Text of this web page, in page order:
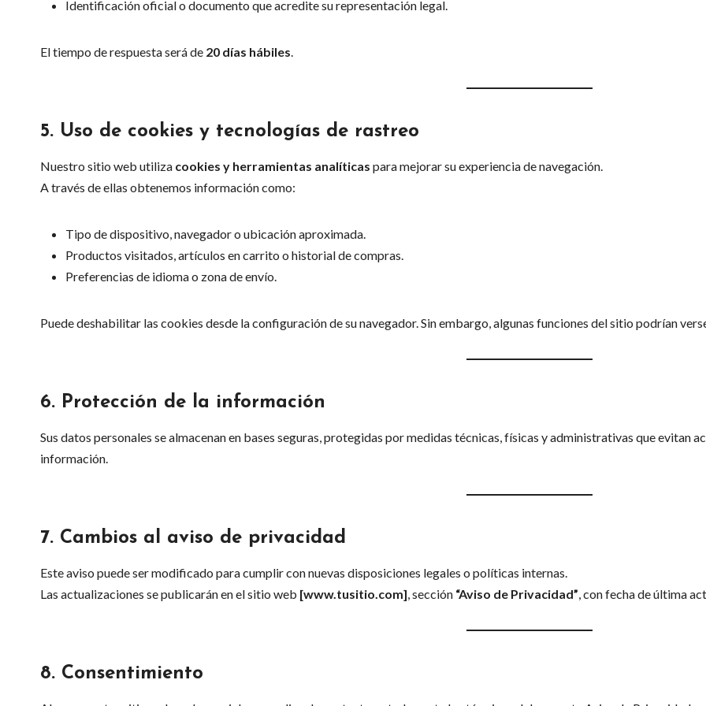
Identificación oficial o documento que acredite su representación legal.
El tiempo de respuesta será de 20 días hábiles.
5. Uso de cookies y tecnologías de rastreo
Nuestro sitio web utiliza cookies y herramientas analíticas para mejorar su experiencia de navegación.
A través de ellas obtenemos información como:
Tipo de dispositivo, navegador o ubicación aproximada.
Productos visitados, artículos en carrito o historial de compras.
Preferencias de idioma o zona de envío.
Puede deshabilitar las cookies desde la configuración de su navegador. Sin embargo, algunas funciones del sitio podrían
6. Protección de la información
Sus datos personales se almacenan en bases seguras, protegidas por medidas técnicas, físicas y administrativas que evitan
información.
7. Cambios al aviso de privacidad
Este aviso puede ser modificado para cumplir con nuevas disposiciones legales o políticas internas.
Las actualizaciones se publicarán en el sitio web [www.tusitio.com], sección “Aviso de Privacidad”, con fecha de última
8. Consentimiento